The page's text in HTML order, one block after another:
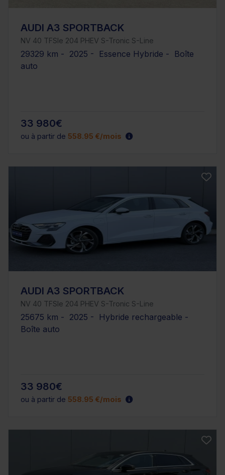
AUDI A3 SPORTBACK
NV 40 TFSIe 204 PHEV S-Tronic S-Line
29329 km - 2025 - Essence Hybride - Boîte
auto
33 980€
ou à partir de 558.95 €/mois
AUDI A3 SPORTBACK
NV 40 TFSIe 204 PHEV S-Tronic S-Line
25675 km - 2025 - Hybride rechargeable -
Boîte auto
33 980€
ou à partir de 558.95 €/mois